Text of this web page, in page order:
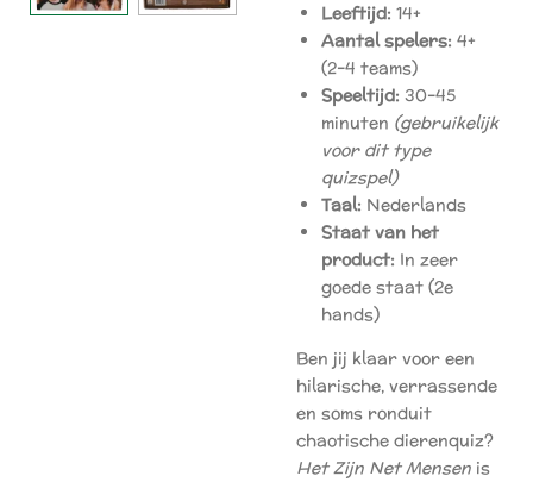
Leeftijd: 14+
Aantal spelers: 4+
(2–4 teams)
Speeltijd: 30–45
minuten (gebruikelijk
voor dit type
quizspel)
Taal: Nederlands
Staat van het
product: In zeer
goede staat (2e
hands)
Ben jij klaar voor een
hilarische, verrassende
en soms ronduit
chaotische dierenquiz?
Het Zijn Net Mensen is